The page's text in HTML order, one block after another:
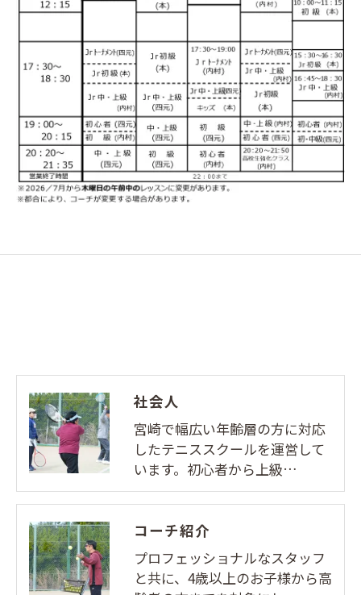
社会人
宮崎で幅広い年齢層の方に対応
したテニススクールを運営して
います。初心者から上級…
コーチ紹介
プロフェッショナルなスタッフ
と共に、4歳以上のお子様から高